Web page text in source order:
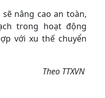
nâng cao an toàn,
trong hoạt động
với xu thế chuyển
Theo TTXVN